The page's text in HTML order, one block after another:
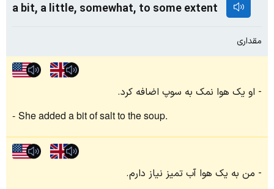
a bit, a little, somewhat, to some extent
مقداری
او یک هوا نمک به سوپ اضافه کرد.
She added a bit of salt to the soup.
من به یک هوا آب تمیز نیاز دارم.